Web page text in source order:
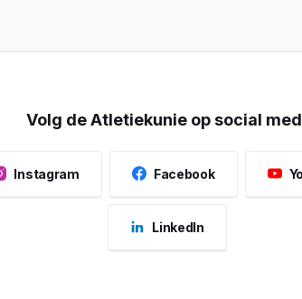
Volg de Atletiekunie op social
Instagram Facebook
LinkedIn